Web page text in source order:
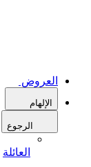
العروض
الإلهام
الرجوع
العائلة